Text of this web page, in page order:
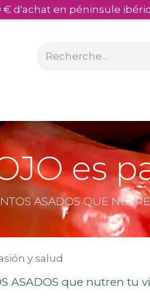
€ d'achat en péninsule
es
ASADOS QUE
y salud
ASADOS que nutren tu